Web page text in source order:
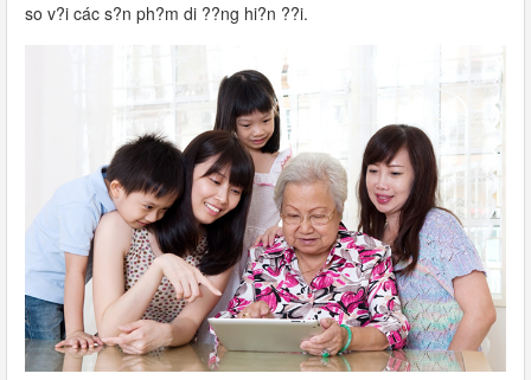
so v?i các s?n ph?m di ??ng hi?n ??i.